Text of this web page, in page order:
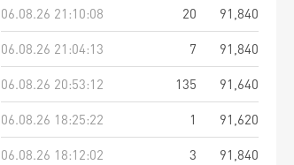
06.08.26 21:10:08
20
91,840
06.08.26 21:04:13
7
91,840
06.08.26 20:53:12
135
91,640
06.08.26 18:25:22
1
91,620
06.08.26 18:12:02
3
91,840